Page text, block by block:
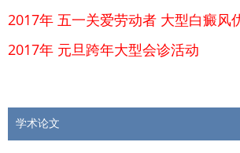
2017年 五一关爱劳动者 大型白癜风
2017年 元旦跨年大型会诊活动
学术论文